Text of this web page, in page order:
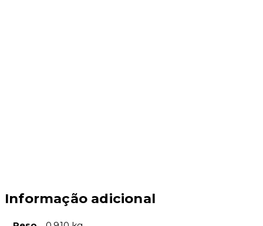
Informação adicional